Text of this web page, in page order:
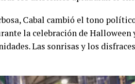
Cabal cambió el tono
la celebración de Halloween
Las sonrisas y los